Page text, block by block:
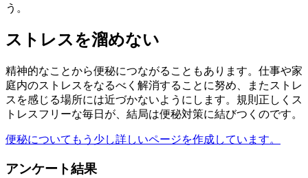
う。
ストレスを溜めない
精神的なことから便秘につながることもあります。仕事や家
庭内のストレスをなるべく解消することに努め、またストレ
スを感じる場所には近づかないようにします。規則正しくス
トレスフリーな毎日が、結局は便秘対策に結びつくのです。
便秘についてもう少し詳しいページを作成しています。
アンケート結果